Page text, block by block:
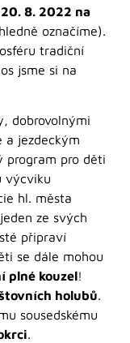
8. 2022 na
označíme).
tradiční
jsme si na
dobrovolnými
a jezdeckým
program pro děti
výcviku
hl. města
ze svých
připraví
se dále mohou
plné kouzel!
holubů.
sousedskému
.